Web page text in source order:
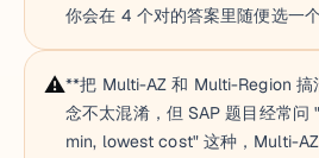
你会在 4 个对的答案里随便选一个
⚠️**把 Multi-AZ 和 Multi-Region 搞
念不太混淆，但 SAP 题目经常问
min, lowest cost" 这种，Multi-